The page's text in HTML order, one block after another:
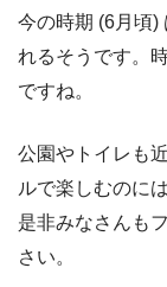
今の時期 (6月頃)
れるそうです。
ですね。
公園やトイレも
ルで楽しむのに
是非みなさんも
さい。